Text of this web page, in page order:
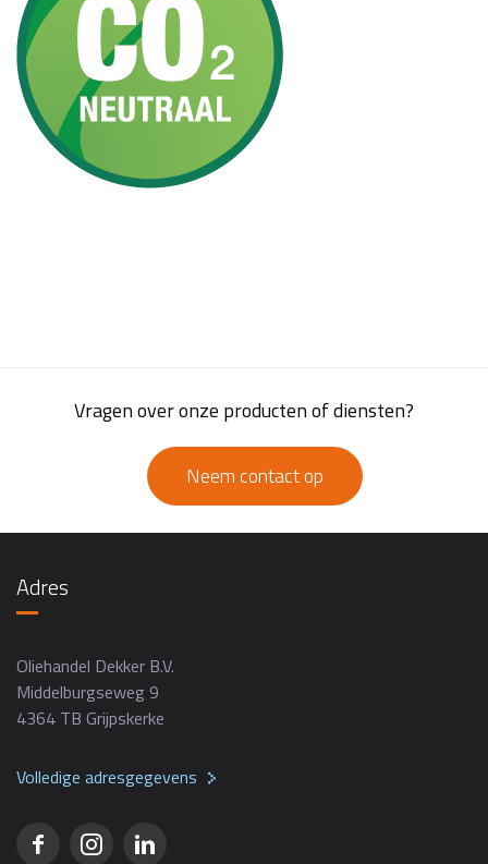
Vragen over onze producten of diensten?
Neem contact op
Adres
Oliehandel Dekker B.V.
Middelburgseweg 9
4364 TB Grijpskerke
Volledige adresgegevens